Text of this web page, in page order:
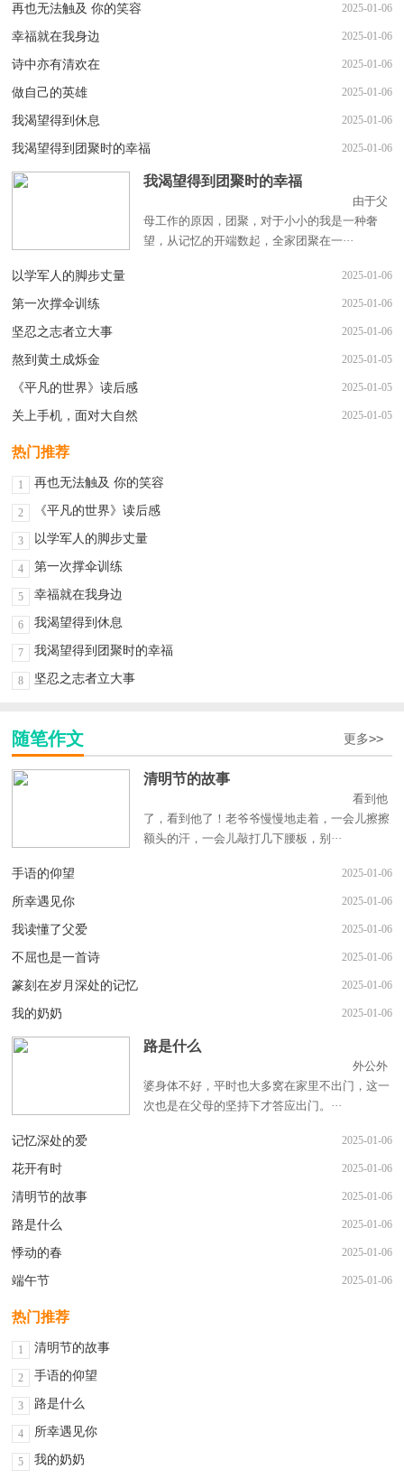
2025-01-06
再也无法触及 你的笑容
2025-01-06
幸福就在我身边
2025-01-06
诗中亦有清欢在
2025-01-06
做自己的英雄
2025-01-06
我渴望得到休息
2025-01-06
我渴望得到团聚时的幸福
我渴望得到团聚时的幸福
由于父
母工作的原因，团聚，对于小小的我是一种奢
望，从记忆的开端数起，全家团聚在一···
2025-01-06
以学军人的脚步丈量
2025-01-06
第一次撑伞训练
2025-01-06
坚忍之志者立大事
2025-01-05
熬到黄土成烁金
2025-01-05
《平凡的世界》读后感
2025-01-05
关上手机，面对大自然
热门推荐
1 再也无法触及 你的笑容
2 《平凡的世界》读后感
3 以学军人的脚步丈量
4 第一次撑伞训练
5 幸福就在我身边
6 我渴望得到休息
7 我渴望得到团聚时的幸福
8 坚忍之志者立大事
随笔作文 更多>>
清明节的故事
看到他
了，看到他了！老爷爷慢慢地走着，一会儿擦擦
额头的汗，一会儿敲打几下腰板，别···
2025-01-06
手语的仰望
2025-01-06
所幸遇见你
2025-01-06
我读懂了父爱
2025-01-06
不屈也是一首诗
2025-01-06
篆刻在岁月深处的记忆
2025-01-06
我的奶奶
路是什么
外公外
婆身体不好，平时也大多窝在家里不出门，这一
次也是在父母的坚持下才答应出门。···
2025-01-06
记忆深处的爱
2025-01-06
花开有时
2025-01-06
清明节的故事
2025-01-06
路是什么
2025-01-06
悸动的春
2025-01-06
端午节
热门推荐
1 清明节的故事
2 手语的仰望
3 路是什么
4 所幸遇见你
5 我的奶奶